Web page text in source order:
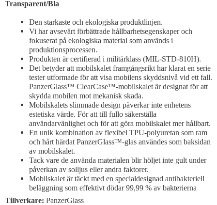
Transparent/Bla
Den starkaste och ekologiska produktlinjen.
Vi har avsevärt förbättrade hållbarhetsegenskaper och
fokuserat på ekologiska material som används i
produktionsprocessen.
Produkten är certifierad i militärklass (MIL-STD-810H).
Det betyder att mobilskalet framgångsrikt har klarat en serie
tester utformade för att visa mobilens skyddsnivå vid ett fall.
PanzerGlass™ ClearCase™-mobilskalet är designat för att
skydda mobilen mot mekanisk skada.
Mobilskalets slimmade design påverkar inte enhetens
estetiska värde. För att till fullo säkerställa
användarvänlighet och för att göra mobilskalet mer hållbart.
En unik kombination av flexibel TPU-polyuretan som ram
och hårt härdat PanzerGlass™-glas användes som baksidan
av mobilskalet.
Tack vare de använda materialen blir höljet inte gult under
påverkan av solljus eller andra faktorer.
Mobilskalet är täckt med en specialdesignad antibakteriell
beläggning som effektivt dödar 99,99 % av bakterierna
Tillverkare: PanzerGlass